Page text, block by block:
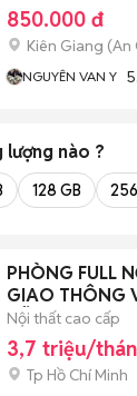
850.000 đ
Kiên Giang (An
NGUYÊN VAN Y
lượng nào ?
128 GB
PHÒNG FULL
GIAO THÔNG
XÃ HỘI
Nội thất cao cấp
3,7 triệu/
Tp Hồ Chí Minh